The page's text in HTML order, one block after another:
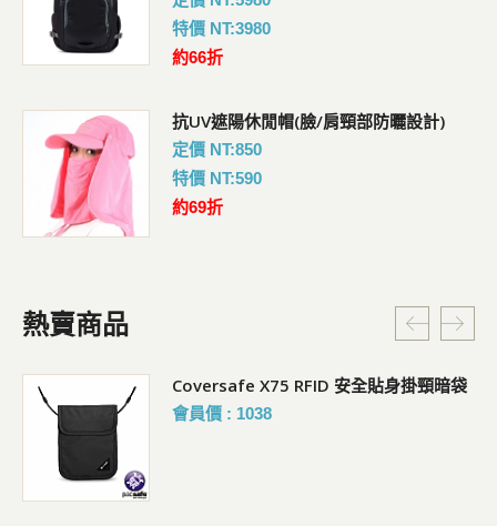
特價 NT:3980
約66折
抗UV遮陽休閒帽(臉/肩頸部防曬設計)
定價 NT:850
特價 NT:590
約69折
熱賣商品
Coversafe X75 RFID 安全貼身掛頸暗袋
會員價 : 1038